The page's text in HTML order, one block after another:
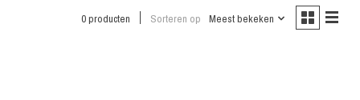
0 producten Sorteren op Meest bekeken